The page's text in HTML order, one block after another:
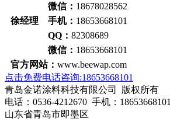
微信： 18678028562
徐经理 手机： 18653668101
QQ： 82308689
微信： 18653668101
官方网站： www.beewap.com
点击免费电话咨询:18653668101
青岛金诺涂料科技有限公司 版权所有
电话：0536-4212670 手机：18653668101
山东省青岛市即墨区